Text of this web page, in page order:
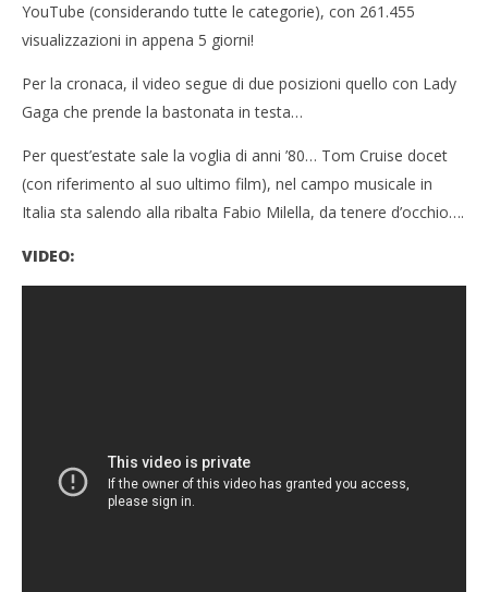
NOW VIEWING
Impazza su YouTube il video di “Che fico”, brano
anni ’80 di Pippo Franco
13/06/2012
YouTube (considerando tutte le categorie), con 261.455
visualizzazioni in appena 5 giorni!
Per la cronaca, il video segue di due posizioni quello con Lady
Gaga che prende la bastonata in testa…
Per quest’estate sale la voglia di anni ’80… Tom Cruise docet
(con riferimento al suo ultimo film), nel campo musicale in
Italia sta salendo alla ribalta Fabio Milella, da tenere d’occhio….
VIDEO: